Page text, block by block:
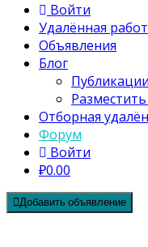
Войти
Удалённая
Объявления
Блог
Публикации
Отборная
Форум
Войти
₽0.00
Добавить объявление